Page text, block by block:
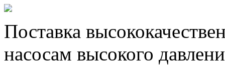
Поставка
насосам высокого